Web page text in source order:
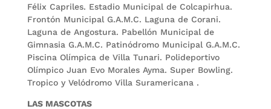
Félix Capriles. Estadio Municipal de Colcapirhua.
Frontón Municipal G.A.M.C. Laguna de Corani.
Laguna de Angostura. Pabellón Municipal de
Gimnasia G.A.M.C. Patinódromo Municipal G.A.M.C.
Piscina Olímpica de Villa Tunari. Polideportivo
Olímpico Juan Evo Morales Ayma. Super Bowling.
Tropico y Velódromo Villa Suramericana .
LAS MASCOTAS